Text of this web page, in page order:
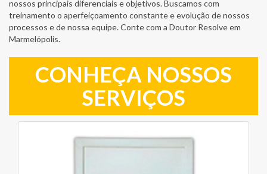
nossos principais diferenciais e objetivos. Buscamos com
treinamento o aperfeiçoamento constante e evolução de nossos
processos e de nossa equipe. Conte com a Doutor Resolve em
Marmelópolis.
CONHEÇA NOSSOS
SERVIÇOS